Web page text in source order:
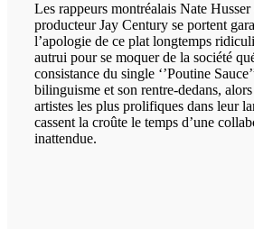
Les rappeurs montréalais Nate
producteur Jay Century se portent
l’apologie de ce plat longtemps
autrui pour se moquer de la société
consistance du single ‘’Poutine
bilinguisme et son rentre-dedans,
artistes les plus prolifiques dans leur
cassent la croûte le temps d’une
inattendue.